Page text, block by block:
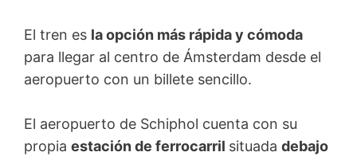
El tren es la opción más rápida y cómoda
para llegar al centro de Ámsterdam desde el
aeropuerto con un billete sencillo.
El aeropuerto de Schiphol cuenta con su
propia estación de ferrocarril situada debajo